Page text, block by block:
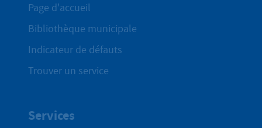
Page d'accueil
Bibliothèque municipale
Indicateur de défauts
Trouver un service
Services